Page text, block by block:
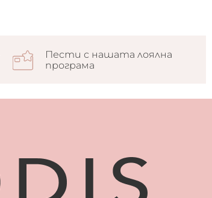
Пести с нашата лоялна
програма